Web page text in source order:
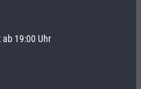
19:00 Uhr